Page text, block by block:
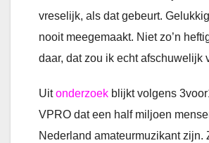
vreselijk, als dat gebeurt.
nooit meegemaakt. Niet zo’n
daar, dat zou ik echt afschuwelijk
Uitonderzoek blijkt volgens
VPRO dat een half miljoen
Nederland amateurmuzikant zijn.